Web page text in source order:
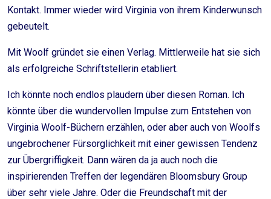
Kontakt. Immer wieder wird Virginia von ihrem Kinderwunsch
gebeutelt.
Mit Woolf gründet sie einen Verlag. Mittlerweile hat sie sich
als erfolgreiche Schriftstellerin etabliert.
Ich könnte noch endlos plaudern über diesen Roman. Ich
könnte über die wundervollen Impulse zum Entstehen von
Virginia Woolf-Büchern erzählen, oder aber auch von Woolfs
ungebrochener Fürsorglichkeit mit einer gewissen Tendenz
zur Übergriffigkeit. Dann wären da ja auch noch die
inspirierenden Treffen der legendären Bloomsbury Group
über sehr viele Jahre. Oder die Freundschaft mit der